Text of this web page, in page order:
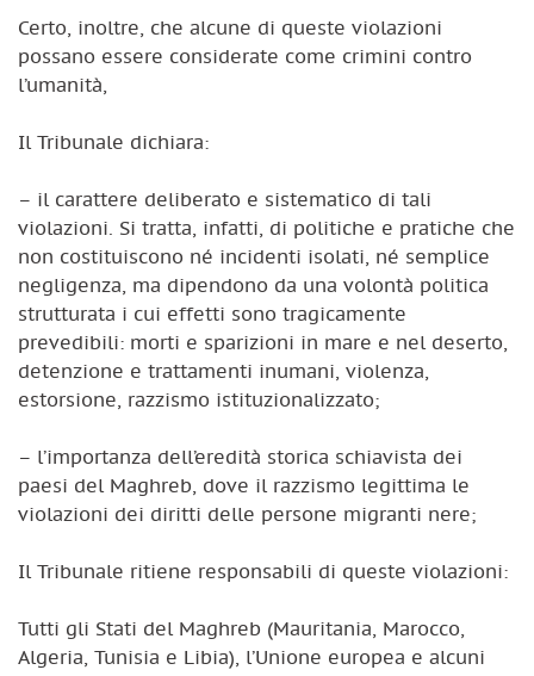
Certo, inoltre, che alcune di queste violazioni
possano essere considerate come crimini contro
l’umanità,
Il Tribunale dichiara:
– il carattere deliberato e sistematico di tali
violazioni. Si tratta, infatti, di politiche e pratiche che
non costituiscono né incidenti isolati, né semplice
negligenza, ma dipendono da una volontà politica
strutturata i cui effetti sono tragicamente
prevedibili: morti e sparizioni in mare e nel deserto,
detenzione e trattamenti inumani, violenza,
estorsione, razzismo istituzionalizzato;
– l’importanza dell’eredità storica schiavista dei
paesi del Maghreb, dove il razzismo legittima le
violazioni dei diritti delle persone migranti nere;
Il Tribunale ritiene responsabili di queste violazioni:
Tutti gli Stati del Maghreb (Mauritania, Marocco,
Algeria, Tunisia e Libia), l’Unione europea e alcuni